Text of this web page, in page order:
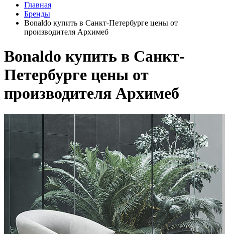
Главная
Бренды
Bonaldo купить в Санкт-Петербурге цены от
производителя Архимеб
Bonaldo купить в Санкт-
Петербурге цены от
производителя Архимеб